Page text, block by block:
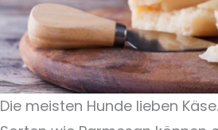
Die meisten Hunde lieben